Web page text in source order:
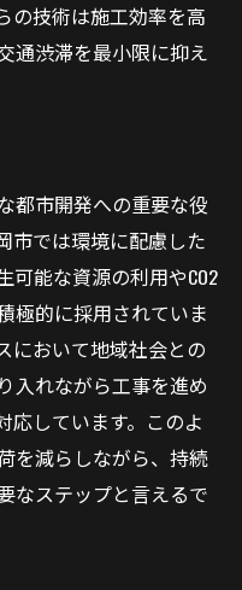
の技術は施工効率を高
通渋滞を最小限に抑え
都市開発への重要な役
市では環境に配慮した
能な資源の利用やCO2
極的に採用されていま
において地域社会との
入れながら工事を進め
応しています。このよ
を減らしながら、持続
なステップと言えるで